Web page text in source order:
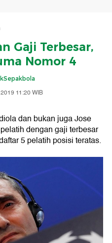
Gaji Terbesar,
Nomor 4
11:20 WIB
dan bukan juga Jose
dengan gaji terbesar
5 pelatih posisi teratas.